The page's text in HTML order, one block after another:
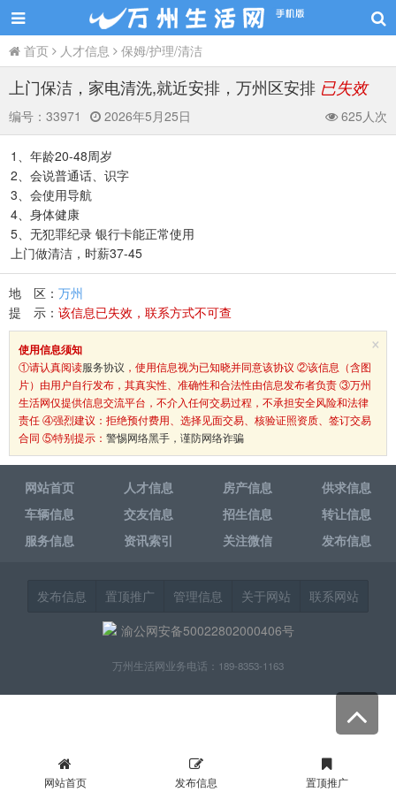
首页 人才信息 保姆/护理/清洁
上门保洁，家电清洗,就近安排，万州区安排 已失效
编号： 33971 2026年5月25日 625人次
1、年龄20-48周岁
2、会说普通话、识字
3、会使用导航
4、身体健康
5、无犯罪纪录 银行卡能正常使用
上门做清洁，时薪37-45
地 区： 万州
提 示： 该信息已失效，联系方式不可查
×
使用信息须知
①请认真阅读服务协议 ，使用信息视为已知晓并同意该协议 ②该信息（含图
片）由用户自行发布，其真实性、准确性和合法性由信息发布者负责 ③万州
生活网仅提供信息交流平台，不介入任何交易过程，不承担安全风险和法律
责任 ④强烈建议：拒绝预付费用、选择见面交易、核验证照资质、签订交易
合同 ⑤特别提示： 警惕网络黑手，谨防网络诈骗
网站首页 人才信息 房产信息
供求信息
车辆信息
交友信息 招生信息
转让信息
服务信息
资讯索引 关注微信 发布信息
发布信息 置顶推广 管理信息 关于网站
联系网站
渝公网安备50022802000406号
万州生活网业务电话：189-8353-1163
网站首页 发布信息 置顶推广